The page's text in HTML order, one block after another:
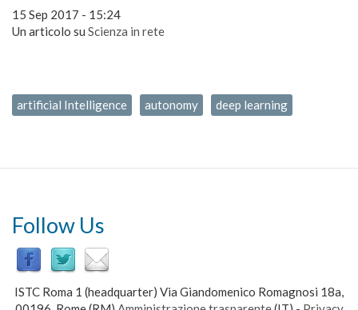
15 Sep 2017 - 15:24
Un articolo su Scienza in rete
artificial Intelligence autonomy deep learning
Follow Us
ISTC Roma 1 (headquarter) Via Giandomenico Romagnosi 18a,